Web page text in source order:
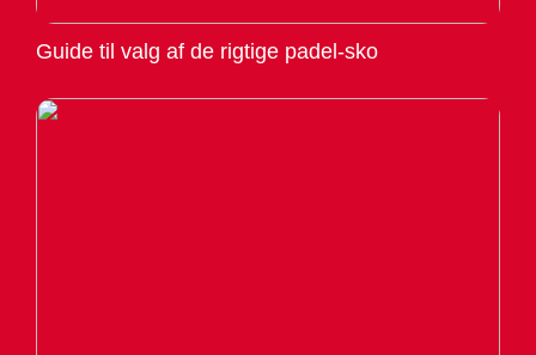
Guide til valg af de rigtige padel-sko